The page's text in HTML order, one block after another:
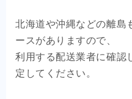
北海道や沖縄などの離島
ースがありますので、
利用する配送業者に確認
定してください。